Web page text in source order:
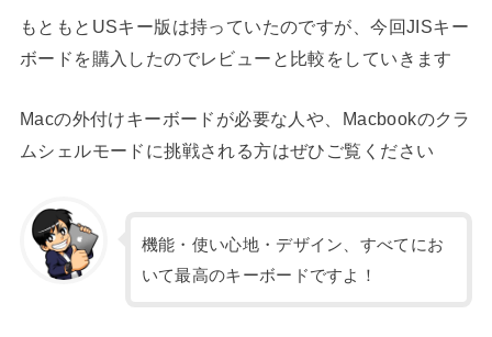
もともとUSキー版は持っていたのですが、今回JISキー
ボードを購入したのでレビューと比較をしていきます
Macの外付けキーボードが必要な人や、Macbookのクラ
ムシェルモードに挑戦される方はぜひご覧ください
機能・使い心地・デザイン、すべてにお
いて最高のキーボードですよ！